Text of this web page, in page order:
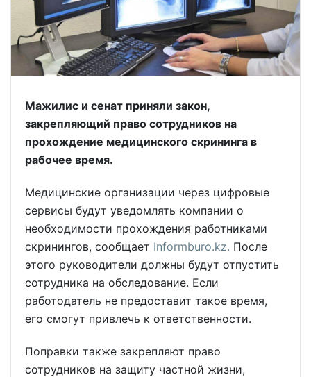
Мажилис и сенат приняли закон,
закрепляющий право сотрудников на
прохождение медицинского скрининга в
рабочее время.
Медицинские организации через цифровые
сервисы будут уведомлять компании о
необходимости прохождения работниками
скринингов, сообщает Informburo.kz. После
этого руководители должны будут отпустить
сотрудника на обследование. Если
работодатель не предоставит такое время,
его смогут привлечь к ответственности.
Поправки также закрепляют право
сотрудников на защиту частной жизни,